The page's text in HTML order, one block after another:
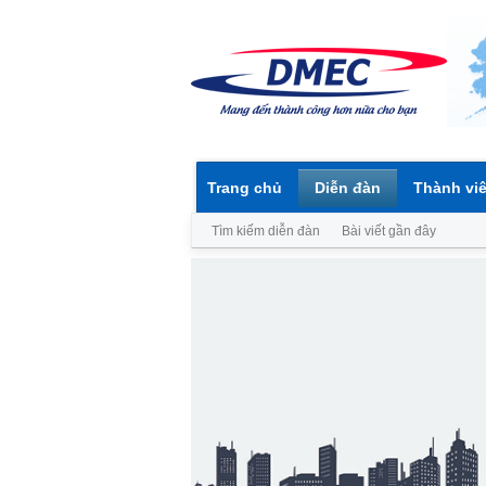
Trang chủ Diễn đàn
Tìm kiếm diễn đàn Bài viết gần đây
Thành